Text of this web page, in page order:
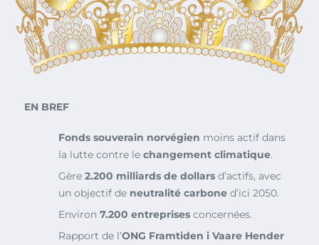
EN BREF
Fonds souverain norvégien moins actif dans
la lutte contre le changement climatique.
Gère 2.200 milliards de dollars d’actifs, avec
un objectif de neutralité carbone d’ici 2050.
Environ 7.200 entreprises concernées.
Rapport de l’ONG Framtiden i Vaare Hender